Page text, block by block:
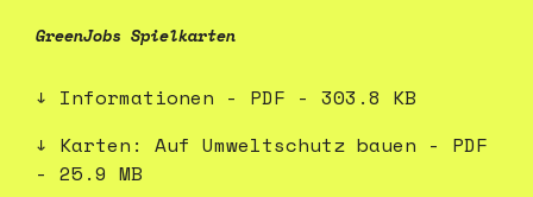
GreenJobs Spielkarten
Informationen - PDF - 303.8 KB
Karten: Auf Umweltschutz bauen - PDF
- 25.9 MB